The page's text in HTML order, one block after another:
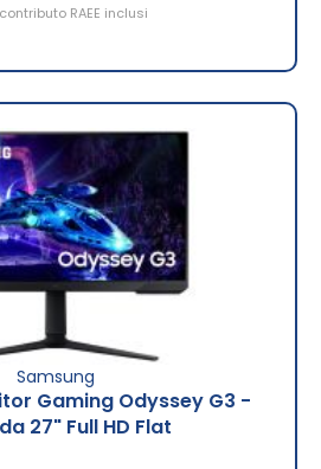
RAEE inclusi
Samsung
Gaming Odyssey G3 -
27" Full HD Flat